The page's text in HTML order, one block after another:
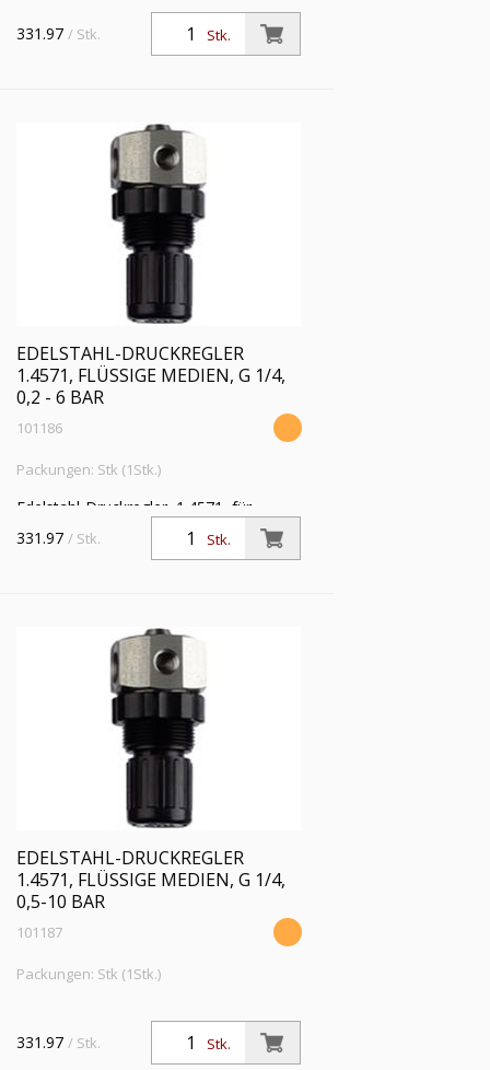
Stk.
331.97 / Stk.
EDELSTAHL-DRUCKREGLER
1.4571, FLÜSSIGE MEDIEN, G 1/4,
0,2 - 6 BAR
101186
Packungen: Stk (1Stk.)
Edelstahl-Druckregler, 1.4571, für
flüssige Medien, ohne Manometer, G
1/4, Regelbereich 0,2 - 6 bar,
Stk.
331.97 / Stk.
EDELSTAHL-DRUCKREGLER
1.4571, FLÜSSIGE MEDIEN, G 1/4,
0,5-10 BAR
101187
Packungen: Stk (1Stk.)
Stk.
331.97 / Stk.